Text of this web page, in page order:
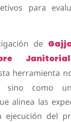
para
de
herramienta
sino como
alinea las
ejecución del